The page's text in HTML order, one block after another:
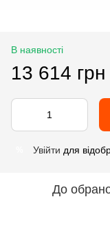
В наявності
13 614 грн
Увійти для
До